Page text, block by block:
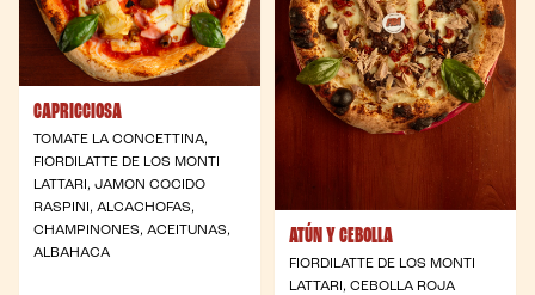
CAPRICCIOSA
TOMATE LA CONCETTINA,
FIORDILATTE DE LOS MONTI
LATTARI, JAMON COCIDO
RASPINI, ALCACHOFAS,
CHAMPINONES, ACEITUNAS,
ALBAHACA
ATÚN Y CEBOLLA
FIORDILATTE DE LOS MONTI
LATTARI, CEBOLLA ROJA